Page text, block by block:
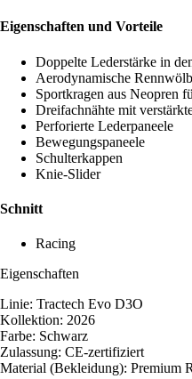
Eigenschaften und Vorteile
Doppelte Lederstärke in
Aerodynamische
Sportkragen aus Neopren
Dreifachnähte mit
Perforierte Lederpaneele
Bewegungspaneele
Schulterkappen
Knie-Slider
Schnitt
Racing
Eigenschaften
Linie: Tractech Evo D3O
Kollektion: 2026
Farbe: Schwarz
Zulassung: CE-zertifiziert
Material (Bekleidung): Premium